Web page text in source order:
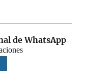
de WhatsApp